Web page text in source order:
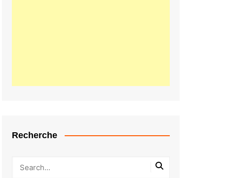
Recherche